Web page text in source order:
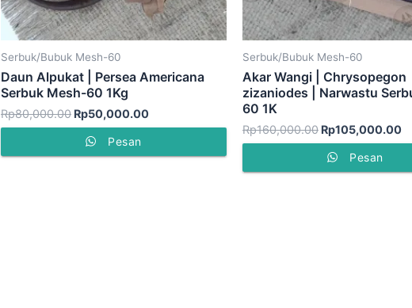
Serbuk/Bubuk Mesh-60
Daun Alpukat | Persea Americana
Serbuk Mesh-60 1Kg
Rp80,000.00 Rp50,000.00
Pesan
Serbuk/Bubuk Mesh-60
Akar Wangi | Chrysopegon
zizaniodes | Narwastu
60 1K
Rp160,000.00 Rp105,000.00
Pesan